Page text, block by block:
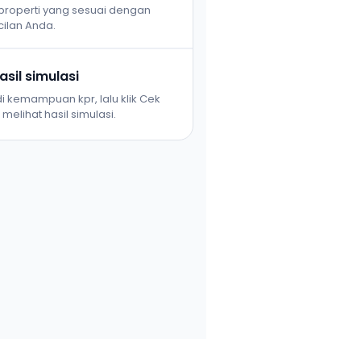
yang sesuai dengan
Anda.
simulasi
kemampuan kpr, lalu klik Cek
hasil simulasi.